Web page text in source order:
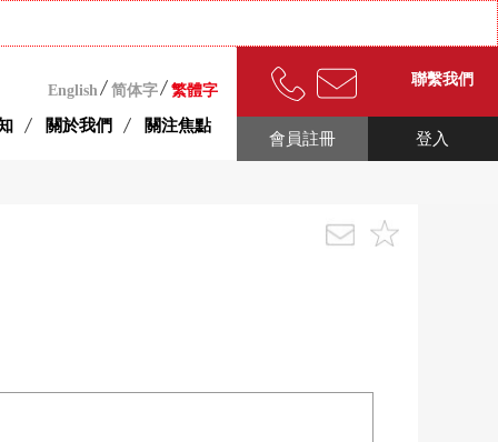
English 简体字 繁體字
關於我們 關注焦點
聯繫我們
登入
會員註冊